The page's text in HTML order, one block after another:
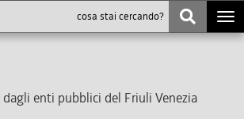
enti pubblici del Friuli Venezia